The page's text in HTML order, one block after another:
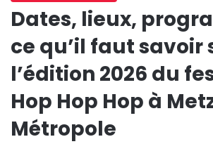
Dates, lieux,
ce qu’il faut savoir
l’édition 2026 du
Hop Hop Hop à
Métropole